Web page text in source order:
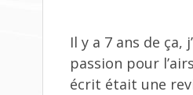
Il y a 7 ans de
passion pour
écrit était une